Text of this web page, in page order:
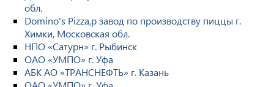
обл.
Domino's Pizza,p завод по производству пиццы г.
Химки, Московская обл.
НПО «Сатурн» г. Рыбинск
ОАО «УМПО» г. Уфа
АБК АО «ТРАНСНЕФТЬ» г. Казань